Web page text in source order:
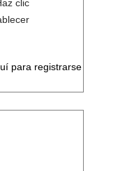
clic
para registrarse